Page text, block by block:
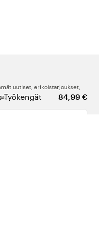
Työkengät 84,99 €
uutiset, erikoistarjoukset,